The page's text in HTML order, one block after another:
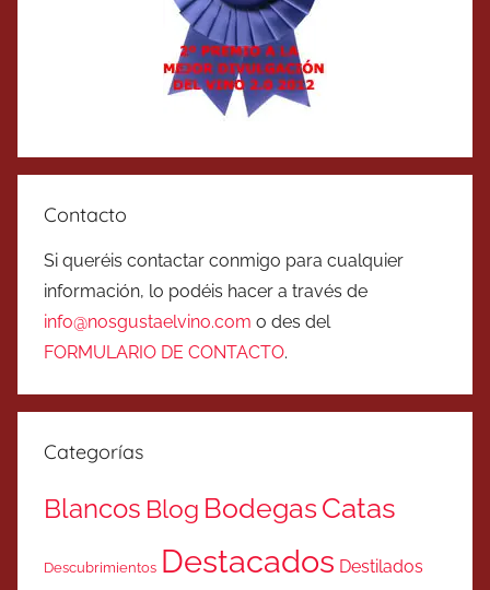
Contacto
Si queréis contactar conmigo para cualquier
información, lo podéis hacer a través de
info@nosgustaelvino.com o des del
FORMULARIO DE CONTACTO.
Categorías
Blancos Blog BodegasCatas
Descubrimientos Destacados Destilados